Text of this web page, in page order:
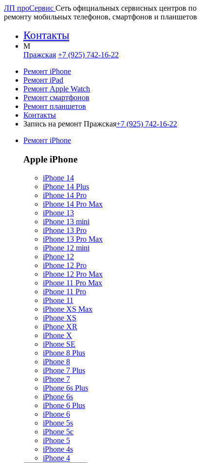
ЛП проСервис Сеть официальных сервисных центров по
ремонту мобильных телефонов, смартфонов и планшетов
Контакты
M
Пражская +7 (925) 742-16-22
Ремонт iPhone
Ремонт iPad
Ремонт Apple Watch
Ремонт смартфонов
Ремонт планшетов
Контакты
Запись на ремонт Пражская+7 (925) 742-16-22
Ремонт iPhone
Apple iPhone
iPhone 14
iPhone 14 Plus
iPhone 14 Pro
iPhone 14 Pro Max
iPhone 13
iPhone 13 mini
iPhone 13 Pro
iPhone 13 Pro Max
iPhone 12 mini
iPhone 12
iPhone 12 Pro
iPhone 12 Pro Max
iPhone 11 Pro Max
iPhone 11 Pro
iPhone 11
iPhone XS Max
iPhone XS
iPhone XR
iPhone X
iPhone SE
iPhone 8 Plus
iPhone 8
iPhone 7 Plus
iPhone 7
iPhone 6s Plus
iPhone 6s
iPhone 6 Plus
iPhone 6
iPhone 5s
iPhone 5c
iPhone 5
iPhone 4s
iPhone 4